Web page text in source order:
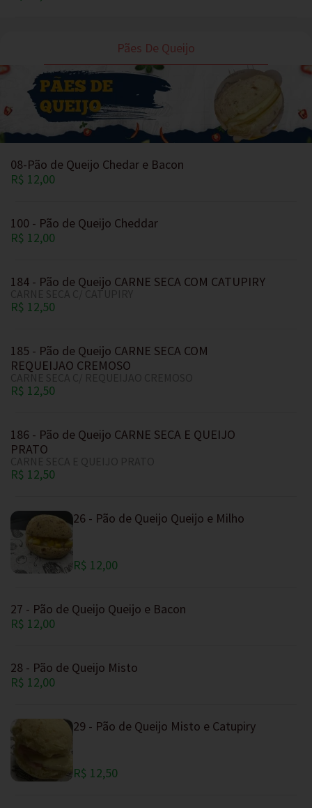
Pães De Queijo
08-Pão de Queijo Chedar e Bacon
R$ 12,00
100 - Pão de Queijo Cheddar
R$ 12,00
184 - Pão de Queijo CARNE SECA COM CATUPIRY
R$ 12,50
185 - Pão de Queijo CARNE SECA COM
REQUEIJAO CREMOSO
R$ 12,50
186 - Pão de Queijo CARNE SECA E QUEIJO
PRATO
R$ 12,50
26 - Pão de Queijo Queijo e Milho
R$ 12,00
27 - Pão de Queijo Queijo e Bacon
R$ 12,00
28 - Pão de Queijo Misto
R$ 12,00
29 - Pão de Queijo Misto e Catupiry
R$ 12,50